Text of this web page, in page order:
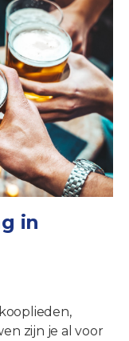
in
zijn je al voor